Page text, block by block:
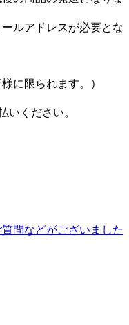
ルアドレスが必要とな
に限られます。）
いください。
問などがございました